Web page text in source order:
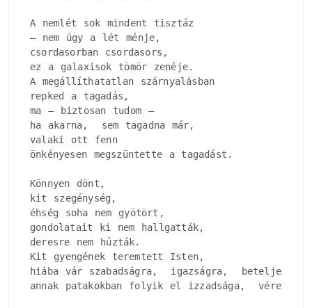
A nemlét sok mindent tisztáz
– nem úgy a lét ménje,
csordasorban csordasors,
ez a galaxisok tömör zenéje.
A megállíthatatlan szárnyalásban
repked a tagadás,
ma – biztosan tudom –
ha akarna,  sem tagadna már,
valaki ott fenn
önkényesen megszüntette a tagadást.
Könnyen dönt,
kit szegénység,
éhség soha nem gyötört,
gondolatait ki nem hallgatták,
deresre nem húzták.
Kit gyengének teremtett Isten,
hiába vár szabadságra,  igazságra,
annak patakokban folyik el izzadsága,  vére.